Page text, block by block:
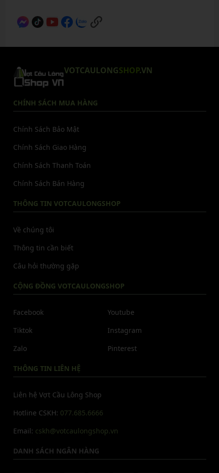
VOTCAULONGSHOP.VN
CHÍNH SÁCH MUA HÀNG
Chính Sách Bảo Mật
Chính Sách Giao Hàng
Chính Sách Thanh Toán
Chính Sách Bán Hàng
THÔNG TIN VOTCAULONGSHOP
Về chúng tôi
Thông tin cần biết
Câu hỏi thường gặp
CỘNG ĐỒNG VOTCAULONGSHOP
Facebook
Tiktok
Zalo
Youtube
Instagram
Pinterest
THÔNG TIN LIÊN HỆ
Liên hệ Vợt Cầu Lông Shop
Hotline CSKH: 077.685.6666
Email: cskh@votcaulongshop.vn
DANH SÁCH NGÂN HÀNG